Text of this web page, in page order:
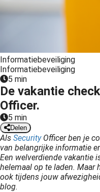
Informatiebeveiliging
Informatiebeveiliging
5 min
De vakantie
Officer.
5 min
Delen
Als SecurityOfficer ben je
van belangrijke informatie
Een welverdiende vakantie
helemaal op te laden. Maar
ook tijdens jouw
blog.